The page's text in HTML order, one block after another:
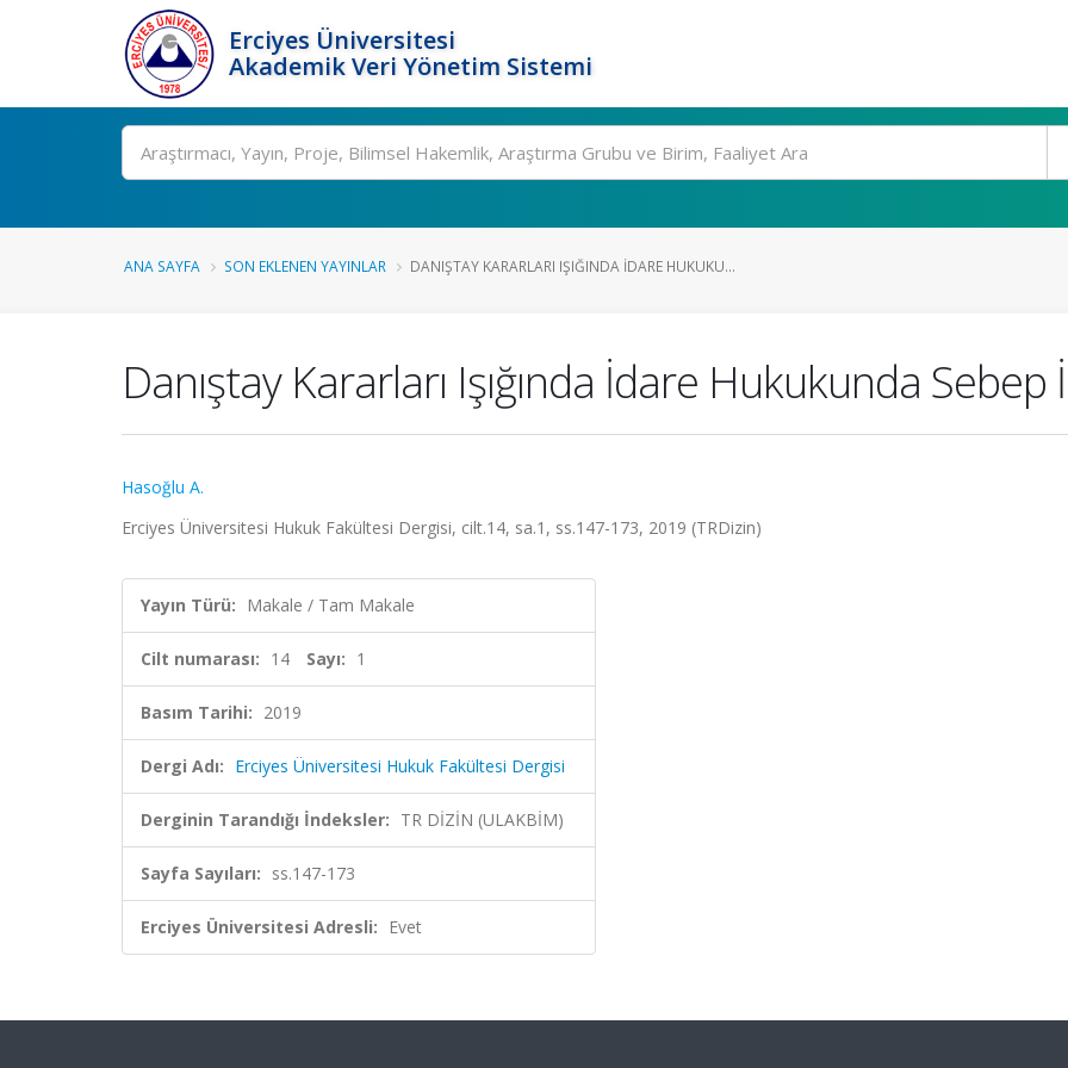
Erciyes Üniversitesi
Akademik Veri Yönetim Sistemi
Ara
ANA SAYFA SON EKLENEN YAYINLAR DANIŞTAY KARARLARI IŞIĞINDA İDARE HUKUKU...
Danıştay Kararları Işığında İdare Hukukunda Sebep
Hasoğlu A.
Erciyes Üniversitesi Hukuk Fakültesi Dergisi, cilt.14, sa.1, ss.147-173, 2019 (TRDizin)
Yayın Türü: Makale / Tam Makale
Cilt numarası: 14 Sayı: 1
Basım Tarihi: 2019
Dergi Adı: Erciyes Üniversitesi Hukuk Fakültesi Dergisi
Derginin Tarandığı İndeksler: TR DİZİN (ULAKBİM)
Sayfa Sayıları: ss.147-173
Erciyes Üniversitesi Adresli: Evet